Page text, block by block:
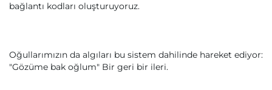
bağlantı kodları oluşturuyoruz.
Oğullarımızın da algıları bu sistem dahilinde hareket ediyor:
"Gözüme bak oğlum" Bir geri bir ileri.